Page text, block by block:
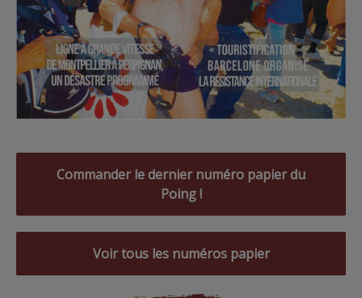
Commander le dernier numéro papier du
Poing !
Voir tous les numéros papier